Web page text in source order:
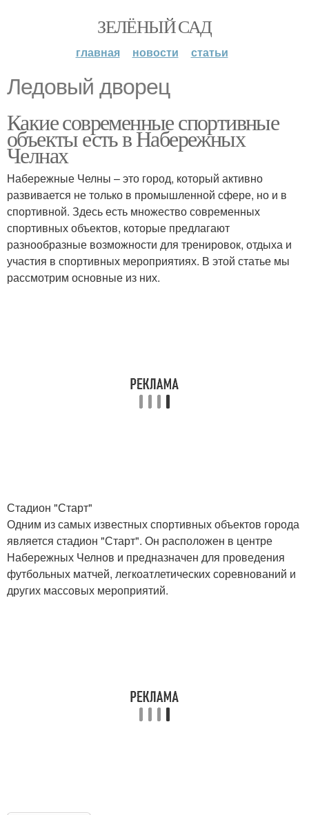
ЗЕЛЁНЫЙ САД
главная новости статьи
Ледовый дворец
Какие современные спортивные
объекты есть в Набережных
Челнах
Набережные Челны – это город, который активно
развивается не только в промышленной сфере, но и в
спортивной. Здесь есть множество современных
спортивных объектов, которые предлагают
разнообразные возможности для тренировок, отдыха и
участия в спортивных мероприятиях. В этой статье мы
рассмотрим основные из них.
Стадион "Старт"
Одним из самых известных спортивных объектов города
является стадион "Старт". Он расположен в центре
Набережных Челнов и предназначен для проведения
футбольных матчей, легкоатлетических соревнований и
других массовых мероприятий.